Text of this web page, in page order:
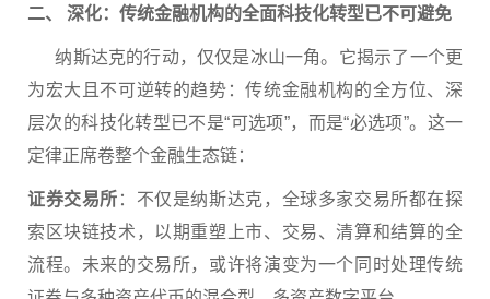
二、 深化：传统金融机构的全面科技化转型已不可避免
纳斯达克的行动，仅仅是冰山一角。它揭示了一个更
为宏大且不可逆转的趋势：传统金融机构的全方位、深
层次的科技化转型已不是“可选项”，而是“必选项”。这一
定律正席卷整个金融生态链：
证券交易所 ：不仅是纳斯达克，全球多家交易所都在探
索区块链技术，以期重塑上市、交易、清算和结算的全
流程。未来的交易所，或许将演变为一个同时处理传统